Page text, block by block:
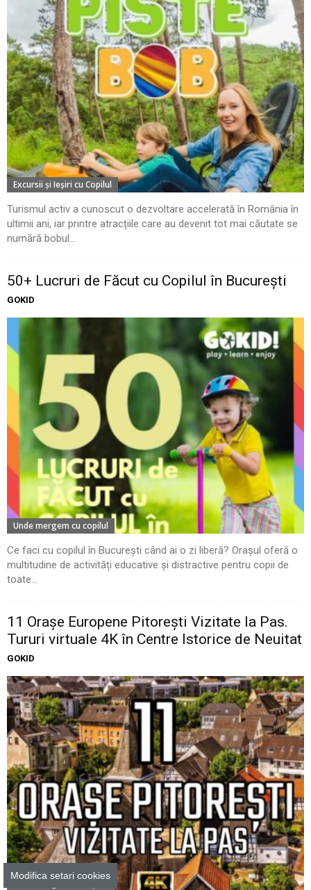
Excursii şi Ieşiri cu Copilul
Turismul activ a cunoscut o dezvoltare accelerată în România în
ultimii ani, iar printre atracțiile care au devenit tot mai căutate se
numără bobul...
50+ Lucruri de Făcut cu Copilul în București
GOKID
Unde mergem cu copilul
Ce faci cu copilul în București când ai o zi liberă? Orașul oferă o
multitudine de activități educative și distractive pentru copii de
toate...
11 Oraşe Europene Pitoreşti Vizitate la Pas.
Tururi virtuale 4K în Centre Istorice de Neuitat
GOKID
Modifica setari cookies